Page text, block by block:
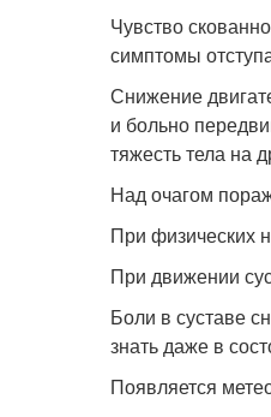
Чувство
симптомы
Снижение
и больно
тяжесть тела на
Над очагом
При физических
При движении
Боли в суставе
знать даже в
Появляется